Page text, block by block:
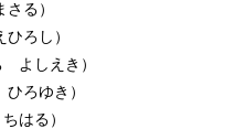
る）
ろし）
しえき）
ろゆき）
る）